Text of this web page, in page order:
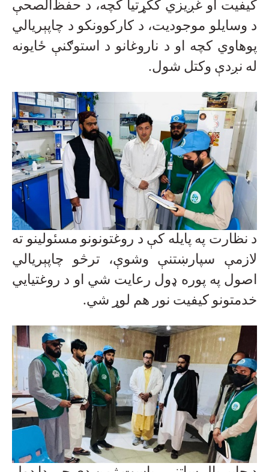
کیفیت او غږیزي ککړتيا کچه، د حفظ‌الصحې
د وسایلو موجودیت، د کارکوونکو د چاپېریالي
پوهاوي کچه او د ناروغانو د استوګنې ځایونه
له نږدې وکتل شول.
د نظارت په پایله کې د روغتونونو مسئولینو ته
لازمې سپارښتنې وشوې، ترڅو چاپېریالي
اصول په پوره ډول رعایت شي او د روغتیايي
خدمتونو کیفیت نور هم لوړ شي.